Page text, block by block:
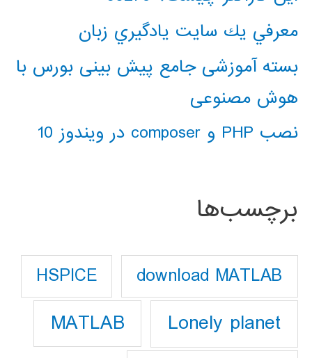
معرفي يك سايت يادگيري زبان
بسته آموزشی جامع پیش بینی بورس با
هوش مصنوعی
نصب PHP و composer در ویندوز 10
برچسب‌ها
download MATLAB
HSPICE
Lonely planet
MATLAB